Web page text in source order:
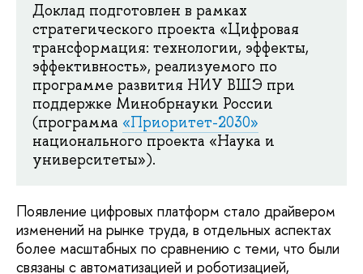
Доклад подготовлен в рамках
стратегического проекта «Цифровая
трансформация: технологии, эффекты,
эффективность», реализуемого по
программе развития НИУ ВШЭ при
поддержке Минобрнауки России
(программа «Приоритет-2030»
национального проекта «Наука и
университеты»).
Появление цифровых платформ стало драйвером
изменений на рынке труда, в отдельных аспектах
более масштабных по сравнению с теми, что были
связаны с автоматизацией и роботизацией,